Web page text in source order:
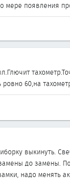
мере появления
ровно 60,на
выкинуть.
до замены.
надо менять